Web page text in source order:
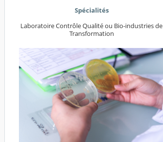
Spécialités
Laboratoire Contrôle Qualité ou Bio-industries de
Transformation